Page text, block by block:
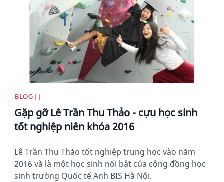
BLOG | |
Gặp gỡ Lê Trần Thu Thảo - cựu học sinh
tốt nghiệp niên khóa 2016
Lê Trần Thu Thảo tốt nghiệp trung học vào năm
2016 và là một học sinh nổi bật của cộng đồng học
sinh trường Quốc tế Anh BIS Hà Nội.